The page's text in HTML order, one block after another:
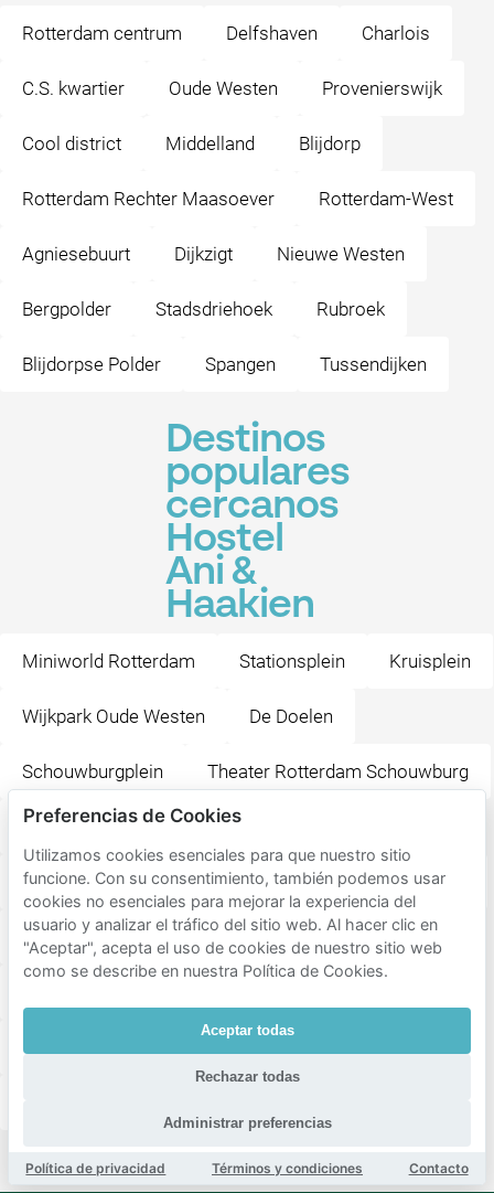
Rotterdam centrum Delfshaven Charlois
C.S. kwartier Oude Westen Provenierswijk
Cool district Middelland Blijdorp
Rotterdam Rechter Maasoever Rotterdam-West
Agniesebuurt Dijkzigt Nieuwe Westen
Bergpolder Stadsdriehoek Rubroek
Blijdorpse Polder Spangen Tussendijken
Destinos
populares
cercanos
Hostel
Ani &
Haakien
Miniworld Rotterdam Stationsplein Kruisplein
Wijkpark Oude Westen De Doelen
Schouwburgplein Theater Rotterdam Schouwburg
Steak & Bier Club Vibes
Restaurant De Beren Rotterdam-Centrum Rotown
Eendrachtsplein Rodizio Rotterdam Brazilian Grill
Rotterdam Centraal
Preferencias de Cookies
Utilizamos cookies esenciales para que nuestro sitio
funcione. Con su consentimiento, también podemos usar
cookies no esenciales para mejorar la experiencia del
usuario y analizar el tráfico del sitio web. Al hacer clic en
"Aceptar", acepta el uso de cookies de nuestro sitio web
como se describe en nuestra Política de Cookies.
Aceptar todas
Rechazar todas
Administrar preferencias
Política de privacidad Términos y condiciones Contacto